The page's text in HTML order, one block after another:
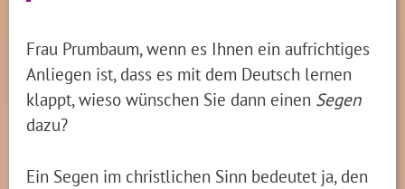
Frau Prumbaum, wenn es Ihnen ein aufrichtiges
Anliegen ist, dass es mit dem Deutsch lernen
klappt, wieso wünschen Sie dann einen Segen
dazu?
Ein Segen im christlichen Sinn bedeutet ja, den